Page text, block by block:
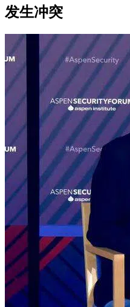
发生冲突